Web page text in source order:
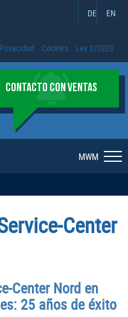
DE EN
Privacidad Cookies Ley 2/2023
CONTACTO CON VENTAS
MWM
Center
Center Nord en
25 años de éxito